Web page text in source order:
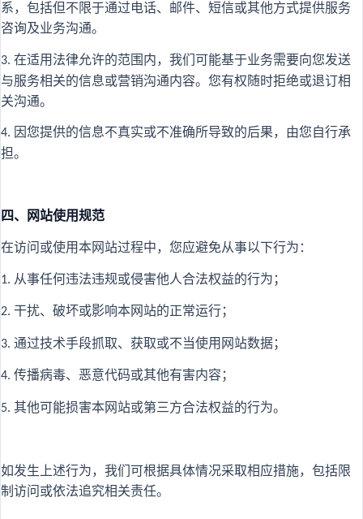
系，包括但不限于通过电话、邮件、短信或其他方式提供服务
咨询及业务沟通。
3. 在适用法律允许的范围内，我们可能基于业务需要向您发送
与服务相关的信息或营销沟通内容。您有权随时拒绝或退订相
关沟通。
4. 因您提供的信息不真实或不准确所导致的后果，由您自行承
担。
四、网站使用规范
在访问或使用本网站过程中，您应避免从事以下行为：
1. 从事任何违法违规或侵害他人合法权益的行为；
2. 干扰、破坏或影响本网站的正常运行；
3. 通过技术手段抓取、获取或不当使用网站数据；
4. 传播病毒、恶意代码或其他有害内容；
5. 其他可能损害本网站或第三方合法权益的行为。
如发生上述行为，我们可根据具体情况采取相应措施，包括限
制访问或依法追究相关责任。